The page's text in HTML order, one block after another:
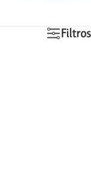
Filtros